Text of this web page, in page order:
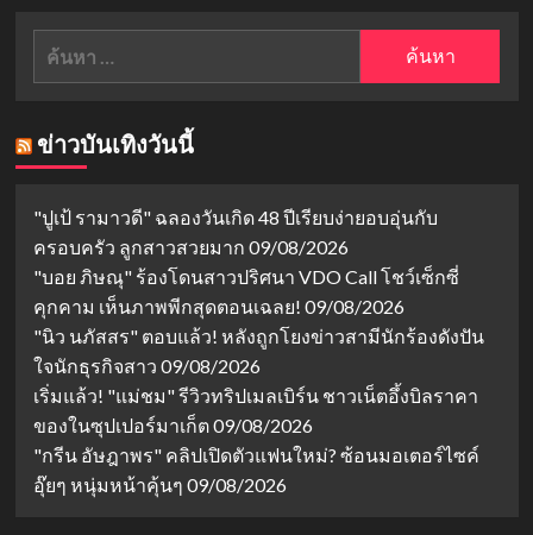
ค้นหา
ข่าวบันเทิงวันนี้
"ปูเป้ รามาวดี" ฉลองวันเกิด 48 ปีเรียบง่ายอบอุ่นกับ
ครอบครัว ลูกสาวสวยมาก 09/08/2026
"บอย ภิษณุ" ร้องโดนสาวปริศนา VDO Call โชว์เซ็กซี่
คุกคาม เห็นภาพพีกสุดตอนเฉลย! 09/08/2026
"นิว นภัสสร" ตอบแล้ว! หลังถูกโยงข่าวสามีนักร้องดังปัน
ใจนักธุรกิจสาว 09/08/2026
เริ่มแล้ว! "แม่ชม" รีวิวทริปเมลเบิร์น ชาวเน็ตอึ้งบิลราคา
ของในซุปเปอร์มาเก็ต09/08/2026
"กรีน อัษฎาพร" คลิปเปิดตัวแฟนใหม่? ซ้อนมอเตอร์ไซค์
อุ๊ยๆ หนุ่มหน้าคุ้นๆ 09/08/2026